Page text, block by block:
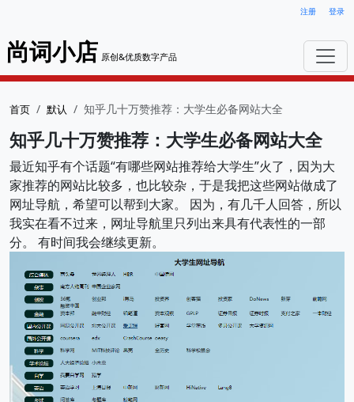
注册 登录
尚词小店 原创&优质数字产品
首页 默认 知乎几十万赞推荐：大学生必备网站大全
知乎几十万赞推荐：大学生必备网站大全
最近知乎有个话题“有哪些网站推荐给大学生”火了，因为大
家推荐的网站比较多，也比较杂，于是我把这些网站做成了
网址导航，希望可以帮到大家。 因为，有几千人回答，所以
我实在看不过来，网址导航里只列出来具有代表性的一部
分。 有时间我会继续更新。